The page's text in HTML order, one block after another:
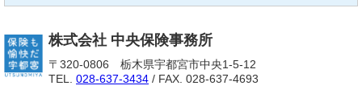
株式会社 中央保険事務所
〒320-0806 栃木県宇都宮市中央1-5-12
TEL. 028-637-3434 / FAX. 028-637-4693